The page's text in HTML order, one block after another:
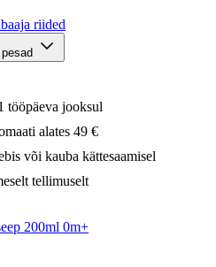
riided
tööpäeva jooksul
alates 49 €
või kauba kättesaamisel
tellimuselt
200ml 0m+